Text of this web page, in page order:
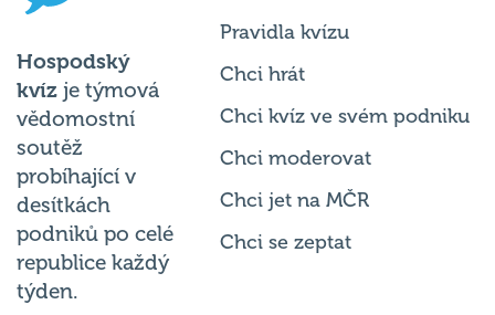
Hospodský
kvíz je týmová
vědomostní
soutěž
probíhající v
desítkách
podniků po celé
republice každý
týden.
Pravidla kvízu
Chci hrát
Chci kvíz ve svém podniku
Chci moderovat
Chci jet na MČR
Chci se zeptat